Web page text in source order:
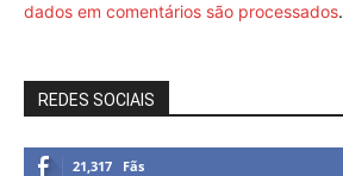
dados em comentários são processados.
REDES SOCIAIS
21,317 Fãs